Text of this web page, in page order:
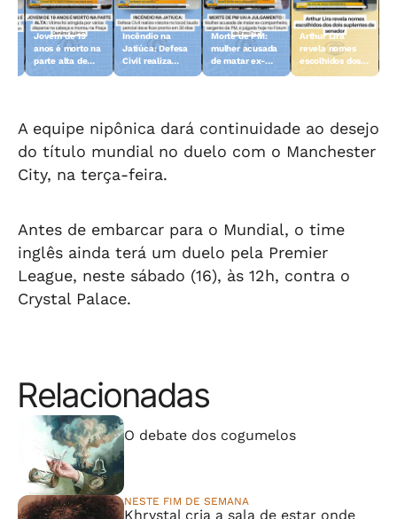
Jovem de 19
anos é morto na
parte alta de
Incêndio na
Jatiúca: Defesa
Civil realiza
Morte de PM:
mulher acusada
de matar ex-
Arthur Lira
revela nomes
escolhidos dos
A equipe nipônica dará continuidade ao desejo
do título mundial no duelo com o Manchester
City, na terça-feira.
Antes de embarcar para o Mundial, o time
inglês ainda terá um duelo pela Premier
League, neste sábado (16), às 12h, contra o
Crystal Palace.
Relacionadas
O debate dos cogumelos
NESTE FIM DE SEMANA
Khrystal cria a sala de estar onde